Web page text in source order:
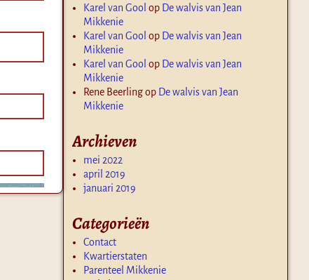
Karel van Gool op De walvis van Jean
Mikkenie
Karel van Gool op De walvis van Jean
Mikkenie
Karel van Gool op De walvis van Jean
Mikkenie
Rene Beerlingop De walvis van Jean
Mikkenie
Archieven
mei 2022
april 2019
januari 2019
Categorieën
Contact
Kwartierstaten
Parenteel Mikkenie